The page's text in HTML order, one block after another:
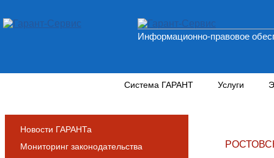
Информационно-правовое
Система ГАРАНТ Услуги
Новости ГАРАНТа
Мониторинг законодательства